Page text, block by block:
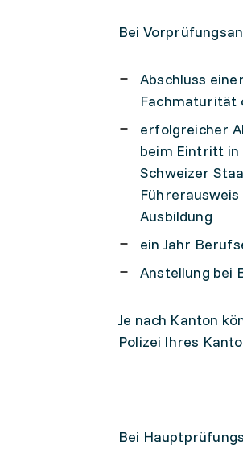
Bei
Abschluss
Fachmaturität
erfolgreicher
beim Eintritt in
Schweizer
Ausbildung
ein Jahr
Anstellung bei
Je nach Kanton
Polizei Ihres
Bei